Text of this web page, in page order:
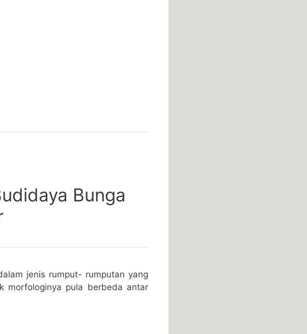
Bunga
jenis rumput- rumputan yang
morfologinya pula berbeda antar